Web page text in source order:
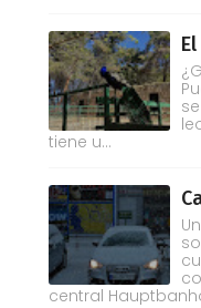
tiene u...
central